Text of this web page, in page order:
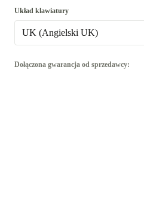
Układ klawiatury
UK (Angielski UK)
Dołączona gwarancja od sprzedawcy: